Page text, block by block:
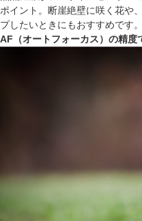
ポイント。断崖絶壁に咲く花や
プしたいときにもおすすめです。
AF（オートフォーカス）の精度